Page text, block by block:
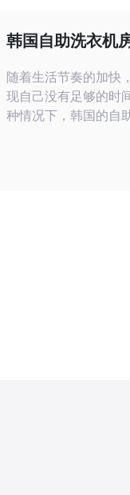
英雄联盟、守望先锋
的电竞赛事直播
韩国自助洗衣机
随着生活节奏的加快
现自己没有足够的时
种情况下，韩国的自